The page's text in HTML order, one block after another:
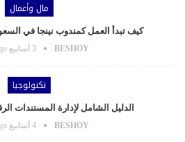
مال وأعمال
كيف تبدأ العمل كمندوب نينجا في
BESHOY 3 أسابيع ago
تكنولوجيا
الدليل الشامل لإدارة المستندات
BESHOY 4 أسابيع ago